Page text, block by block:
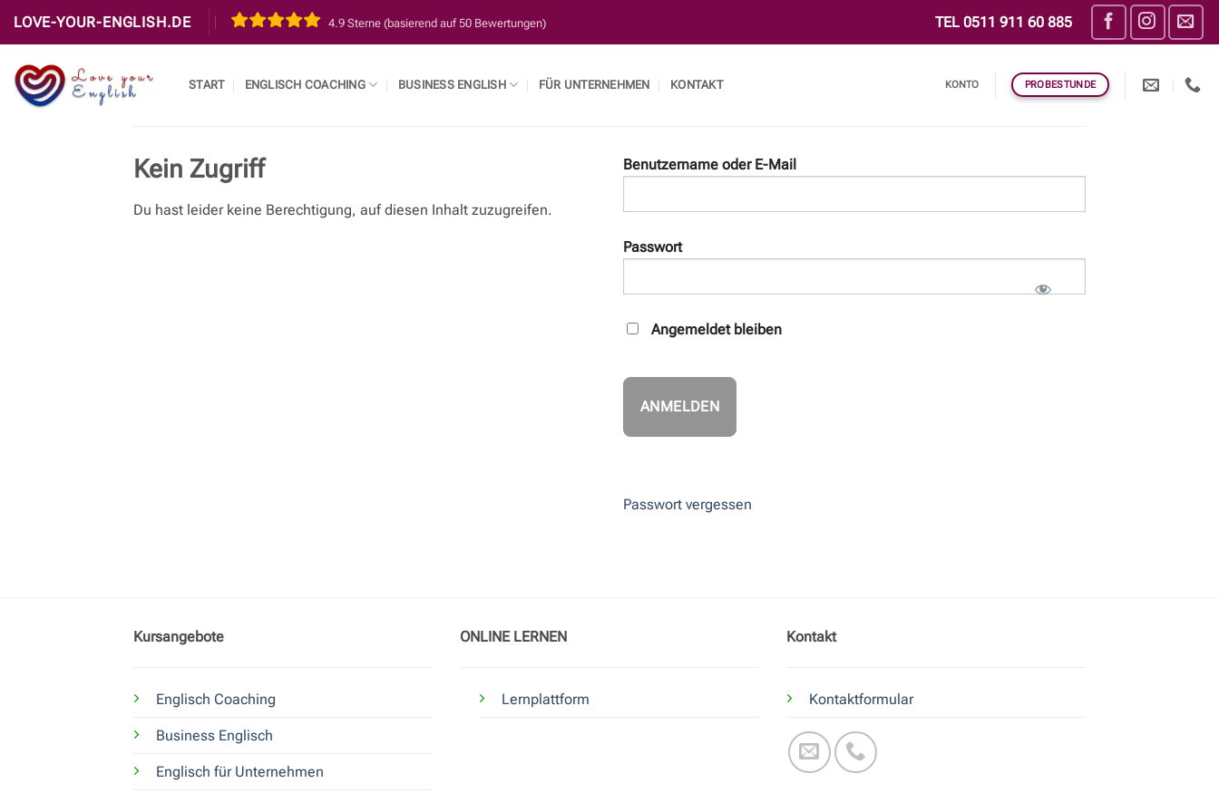
Zum
Inhalt
LOVE-YOUR-ENGLISH.DE 4.9 Sterne (basierend auf 50 Bewertungen) TEL0511 911 60 885
START ENGLISCH COACHING BUSINESS ENGLISH FÜR UNTERNEHMEN KONTAKT KONTO PROBESTUNDE
Kein Zugriff
Du hast leider keine Berechtigung, auf diesen Inhalt zuzugreifen.
Benutzername oder E-Mail
Passwort
Angemeldet bleiben
Passwort vergessen
Kursangebote
Englisch Coaching
Business Englisch
Englisch für Unternehmen
ONLINE LERNEN
Lernplattform
Kontakt
Kontaktformular